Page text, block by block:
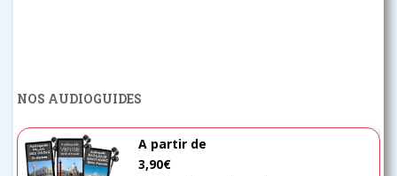
NOS AUDIOGUIDES
A partir de
3,90€